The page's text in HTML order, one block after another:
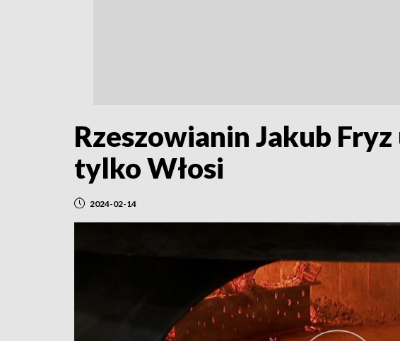
Rzeszowianin Jakub
tylko Włosi
2024-02-14